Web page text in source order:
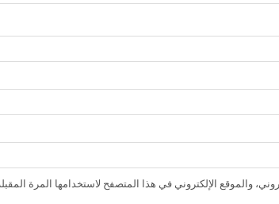
والموقع الإلكتروني في هذا المتصفح لاستخدامها المرة